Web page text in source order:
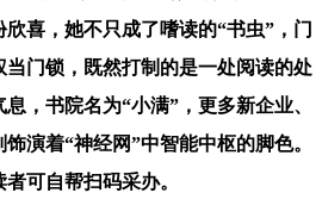
喜，她不只成了嗜读的“书虫”，门
当门锁，既然打制的是一处阅读的处
，书院名为“小满”，更多新企业、
演着“神经网”中智能中枢的脚色。
可自帮扫码采办。